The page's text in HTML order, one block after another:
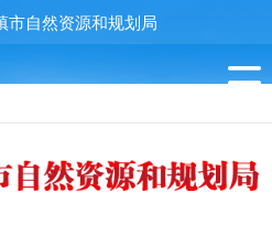
市自然资源和规划局